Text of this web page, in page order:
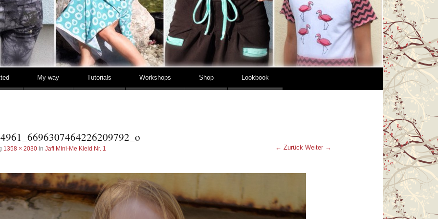
My way Tutorials Workshops Shop Lookbook
1358 × 2030in Jafi Mini-Me Kleid Nr. 1 ← Zurück Weiter →